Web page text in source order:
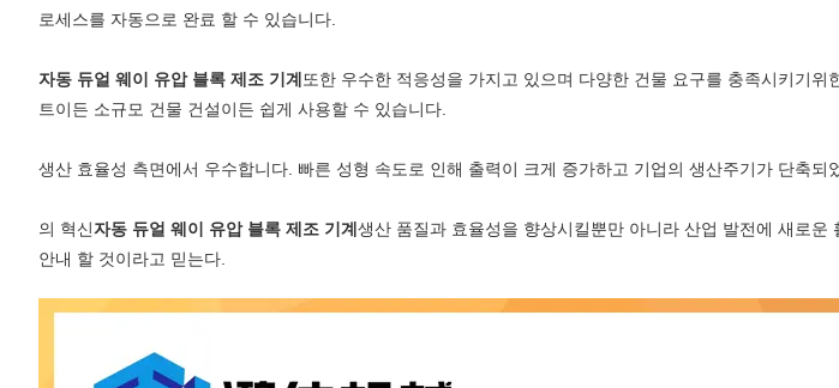
로세스를 자동으로 완료 할 수 있습니다.
자동 듀얼 웨이 유압 블록 제조 기계 또한 우수한 적응성을 가지고 있으며 다양한 건물 요구를 충족시키기
트이든 소규모 건물 건설이든 쉽게 사용할 수 있습니다.
생산 효율성 측면에서 우수합니다. 빠른 성형 속도로 인해 출력이 크게 증가하고 기업의 생산주기가 단축되
의 혁신자동 듀얼 웨이 유압 블록 제조 기계 생산 품질과 효율성을 향상시킬뿐만 아니라 산업 발전에 새로
안내 할 것이라고 믿는다.